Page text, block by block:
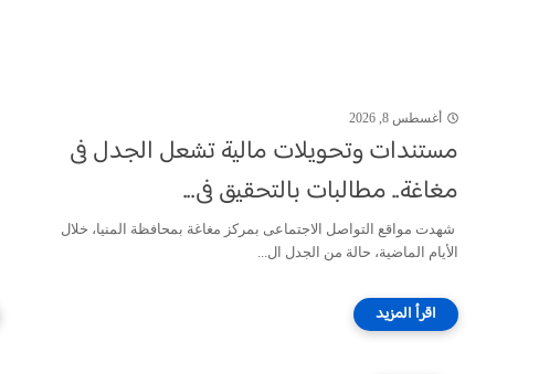
أغسطس 8, 2026
مستندات وتحويلات مالية تشعل الجدل فى
مغاغة.. مطالبات بالتحقيق فى...
شهدت مواقع التواصل الاجتماعى بمركز مغاغة بمحافظة المنيا، خلال
الأيام الماضية، حالة من الجدل ال...